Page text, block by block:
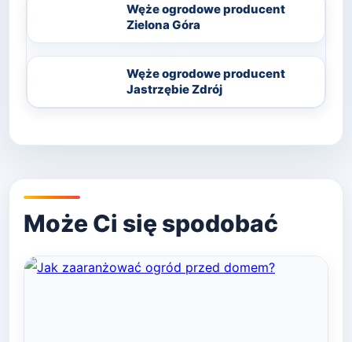
Węże ogrodowe producent
Zielona Góra
Węże ogrodowe producent
Jastrzębie Zdrój